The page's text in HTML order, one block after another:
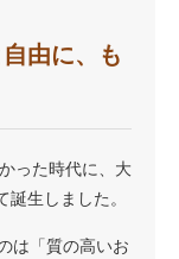
由に、も
った時代に、大
誕生しました。
は「質の高いお